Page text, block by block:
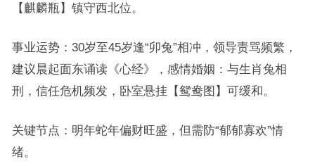
【麒麟瓶】镇守西北位。
事业运势：30岁至45岁逢“卯兔”相冲，领导责骂频繁，
建议晨起面东诵读《心经》，感情婚姻：与生肖兔相
刑，信任危机频发，卧室悬挂【鸳鸯图】可缓和。
关键节点：明年蛇年偏财旺盛，但需防“郁郁寡欢”情
绪。